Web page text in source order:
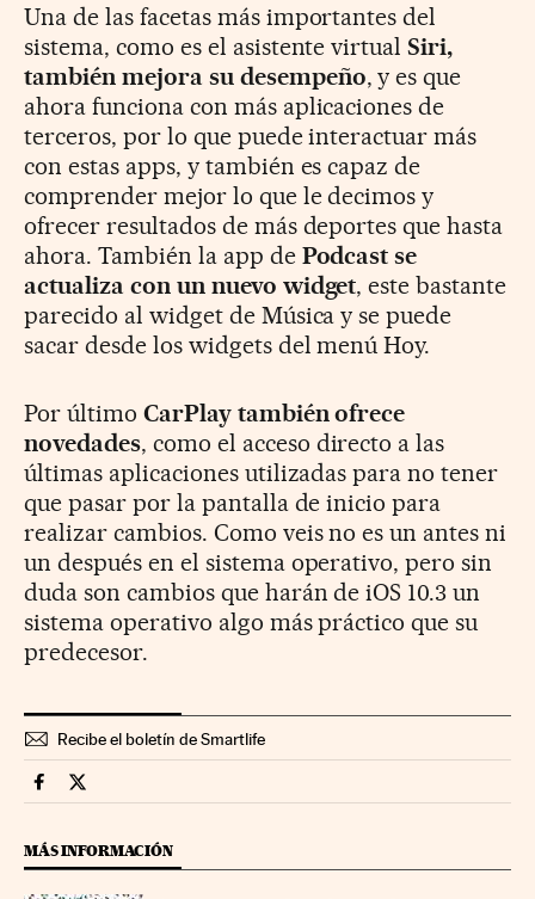
Una de las facetas más importantes del
sistema, como es el asistente virtual Siri,
también mejora su desempeño, y es que
ahora funciona con más aplicaciones de
terceros, por lo que puede interactuar más
con estas apps, y también es capaz de
comprender mejor lo que le decimos y
ofrecer resultados de más deportes que hasta
ahora. También la app dePodcast se
actualiza con un nuevo widget, este bastante
parecido al widget de Música y se puede
sacar desde los widgets del menú Hoy.
Por último CarPlay también ofrece
novedades, como el acceso directo a las
últimas aplicaciones utilizadas para no tener
que pasar por la pantalla de inicio para
realizar cambios. Como veis no es un antes ni
un después en el sistema operativo, pero sin
duda son cambios que harán de iOS 10.3 un
sistema operativo algo más práctico que su
predecesor.
Recibe el boletín de Smartlife
Smartlife Cinco Días en Facebook
Smartlife Cinco Días en Twitter
MÁS INFORMACIÓN